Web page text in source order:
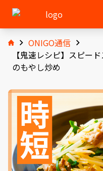
ONIGO通信
【鬼速レシピ】スピー
のもやし炒め